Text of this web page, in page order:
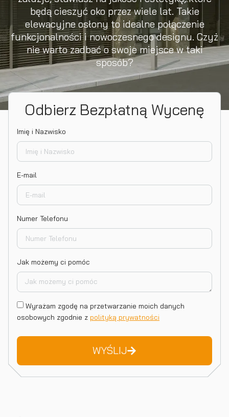
będą cieszyć oko przez wiele lat. Takie
elewacyjne osłony to idealne połączenie
funkcjonalności i nowoczesnego designu. Czyż
nie warto zadbać o swoje miejsce w taki
sposób?
Odbierz Bezpłatną Wycenę
Imię i Nazwisko
E-mail
Numer Telefonu
Jak możemy ci pomóc
Wyrażam zgodę na przetwarzanie moich danych
osobowych zgodnie z polityką prywatności
WYŚLIJ